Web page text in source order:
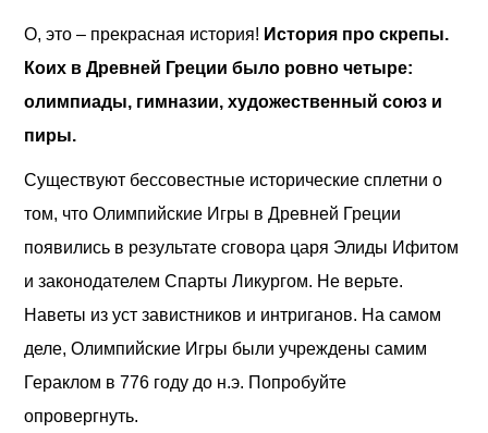
О, это – прекрасная история! История про скрепы.
Коих в Древней Греции было ровно четыре:
олимпиады, гимназии, художественный союз и
пиры.
Существуют бессовестные исторические сплетни о
том, что Олимпийские Игры в Древней Греции
появились в результате сговора царя Элиды Ифитом
и законодателем Спарты Ликургом. Не верьте.
Наветы из уст завистников и интриганов. На самом
деле, Олимпийские Игры были учреждены самим
Гераклом в 776 году до н.э. Попробуйте
опровергнуть.